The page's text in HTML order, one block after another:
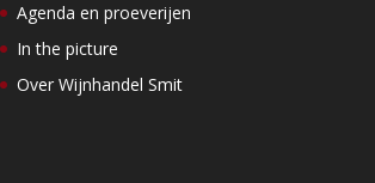
Agenda en proeverijen
In the picture
Over Wijnhandel Smit